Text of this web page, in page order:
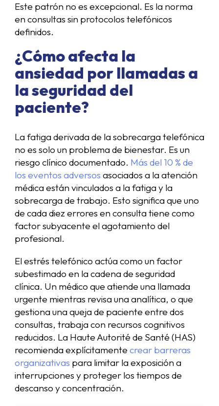
Este patrón no es excepcional. Es la norma
en consultas sin protocolos telefónicos
definidos.
¿Cómo afecta la
ansiedad por llamadas a
la seguridad del
paciente?
La fatiga derivada de la sobrecarga telefónica
no es solo un problema de bienestar. Es un
riesgo clínico documentado. Más del 10 % de
los eventos adversos asociados a la atención
médica están vinculados a la fatiga y la
sobrecarga de trabajo. Esto significa que uno
de cada diez errores en consulta tiene como
factor subyacente el agotamiento del
profesional.
El estrés telefónico actúa como un factor
subestimado en la cadena de seguridad
clínica. Un médico que atiende una llamada
urgente mientras revisa una analítica, o que
gestiona una queja de paciente entre dos
consultas, trabaja con recursos cognitivos
reducidos. La Haute Autorité de Santé (HAS)
recomienda explícitamente crear barreras
organizativas para limitar la exposición a
interrupciones y proteger los tiempos de
descanso y concentración.